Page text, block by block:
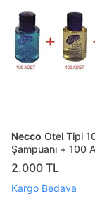
Necco Otel Tipi 100
Şampuanı + 100
+ 100 Ad. Banyo
2.000 TL
Kargo Bedava